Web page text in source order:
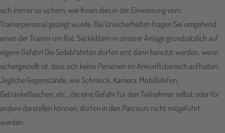
sich immer so sichern, wie Ihnen dies in der Einweisung vom
Trainerpersonal gezeigt wurde. Bei Unsicherheiten fragen Sie umgehend
einen der Trainer um Rat. Sie klettern in unserer Anlage grundsätzlich auf
eigene Gefahr! Die Seilabfahrten dürfen erst dann benutzt werden, wenn
sichergestellt ist, dass sich keine Personen im Ankunftsbereich aufhalten.
Jegliche Gegenstände, wie Schmuck, Kamera, Mobiltelefon,
Getränkeflaschen, etc., die eine Gefahr für den Teilnehmer selbst oder für
andere darstellen können, dürfen in den Parcours nicht mitgeführt
werden.